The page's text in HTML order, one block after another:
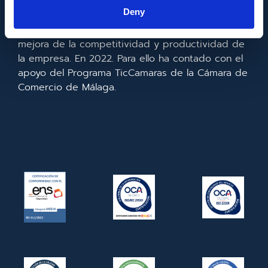
Deny
acceso a las mismas y gracias al que ha
realizado la implementación de un CRM y para la
mejora de la competitividad y productividad de
la empresa. En 2022. Para ello ha contado con el
apoyo del Programa TicCamaras de la Cámara de
Comercio de Málaga.